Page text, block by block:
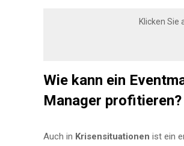
Klicken Sie
Wie kann ein
Manager profitieren?
Auch in Krisensituationen ist ein